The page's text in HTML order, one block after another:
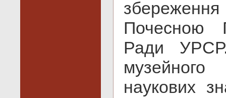
Почесною
Ради
музейного
наукових